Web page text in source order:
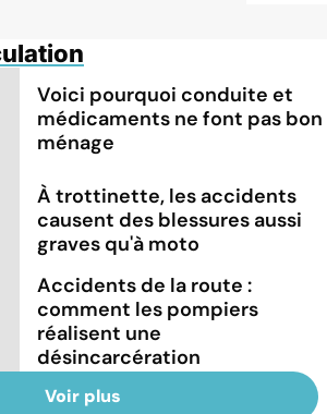
Voici pourquoi conduite et
médicaments ne font pas bon
ménage
À trottinette, les accidents
causent des blessures aussi
graves qu'à moto
Accidents de la route :
comment les pompiers
réalisent une
désincarcération
Voir plus